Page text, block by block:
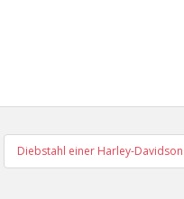
Diebstahl einer Harley-